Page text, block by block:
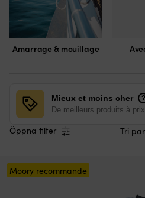
Amarrage & mouillage
Öppna filter
Mieux et moins cher ?
De meilleurs produits à
Moory recommande